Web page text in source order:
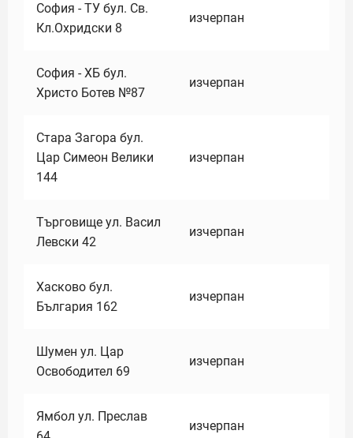
София - ТУ бул. Св.
Кл.Охридски 8
изчерпан
София - ХБ бул.
Христо Ботев №87
изчерпан
Стара Загора бул.
Цар Симеон Велики
144
изчерпан
Търговище ул. Васил
Левски 42
изчерпан
Хасково бул.
България 162
изчерпан
Шумен ул. Цар
Освободител 69
изчерпан
Ямбол ул. Преслав
изчерпан